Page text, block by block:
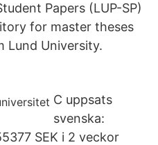
Papers (LUP-SP)
for master theses
Lund University.
C uppsats
svenska:
SEK i 2 veckor